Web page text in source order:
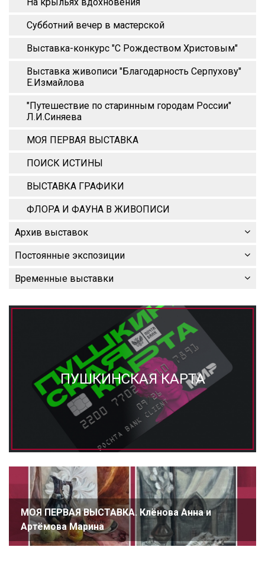
Субботний вечер в мастерской
Выставка-конкурс "С Рождеством Христовым"
Выставка живописи "Благодарность Серпухову"
Е.Измайлова
"Путешествие по старинным городам России"
Л.И.Синяева
МОЯ ПЕРВАЯ ВЫСТАВКА
ПОИСК ИСТИНЫ
ВЫСТАВКА ГРАФИКИ
ФЛОРА И ФАУНА В ЖИВОПИСИ
Архив выставок
Постоянные экспозиции
Временные выставки
ПУШКИНСКАЯ КАРТА
МОЯ ПЕРВАЯ ВЫСТАВКА. Клёнова Анна и
Артёмова Марина